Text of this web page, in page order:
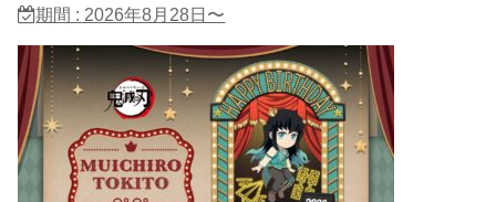
期間 : 2026年8月28日〜